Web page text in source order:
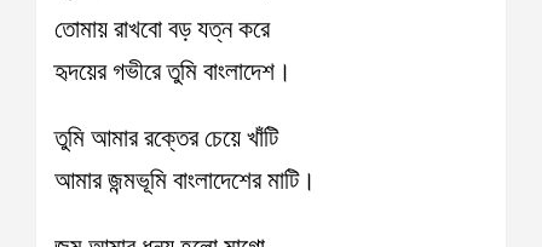
তোমায় রাখবো বড় যত্ন করে
হৃদয়ের গভীরে তুমি বাংলাদেশ।
তুমি আমার রক্তের চেয়ে খাঁটি
আমার জন্মভূমি বাংলাদেশের মাটি।